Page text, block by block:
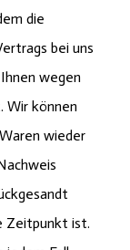
die
bei uns
wegen
Wir können
wieder
Zeitpunkt ist.